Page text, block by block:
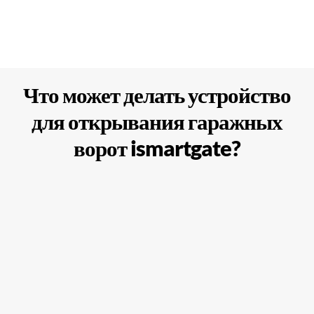
Что может делать устройство
для открывания гаражных
ворот ismartgate?